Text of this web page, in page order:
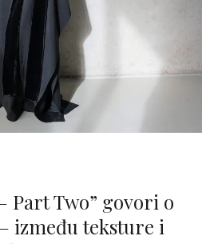
između teksture i